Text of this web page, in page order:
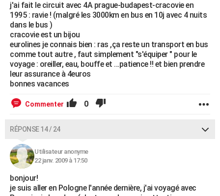
j'ai fait le circuit avec 4A prague-budapest-cracovie en
1995 : ravie ! (malgré les 3000km en bus en 10j avec 4 nuits
dans le bus )
cracovie est un bijou
eurolines je connais bien : ras ,ça reste un transport en bus
comme tout autre , faut simplement "s'équiper " pour le
voyage : oreiller, eau, bouffe et ...patience !! et bien prendre
leur assurance à 4euros
bonnes vacances
Commenter 0
RÉPONSE 14 / 24
Utilisateur anonyme
22 janv. 2009 à 17:50
bonjour!
je suis aller en Pologne l'année dernière, j'ai voyagé avec